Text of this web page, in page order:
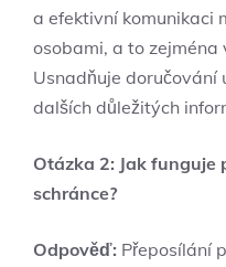
a efektivní komunikaci
osobami, a to
Usnadňuje doručování
dalších důležitých
Otázka 2: Jak funguje
schránce?
Odpověď: Přeposílání